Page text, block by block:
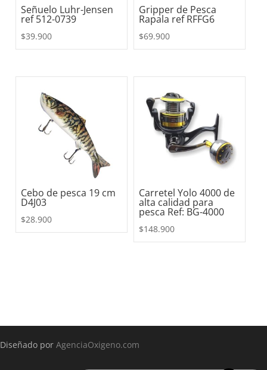
Señuelo Luhr-Jensen
ref 512-0739
$39.900
Gripper de Pesca
Rapala ref RFFG6
$69.900
Cebo de pesca 19 cm
D4J03
$28.900
Carretel Yolo 4000 de
alta calidad para
pesca Ref: BG-4000
$148.900
Diseñado por AgenciaOxigeno.com